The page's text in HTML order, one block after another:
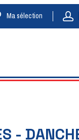
Ma sélection
-